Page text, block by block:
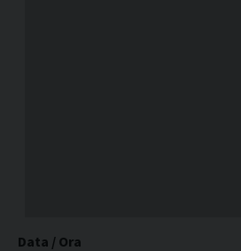
Data / Ora